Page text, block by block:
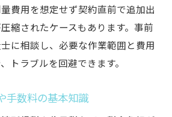
費用を想定せず契約直前で追加出
縮されたケースもあります。事前
に相談し、必要な作業範囲と費用
トラブルを回避できます。
手数料の基本知識